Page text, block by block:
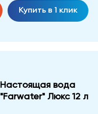
Купить в 1 клик
Настоящая вода
"Farwater" Люкс 12 л